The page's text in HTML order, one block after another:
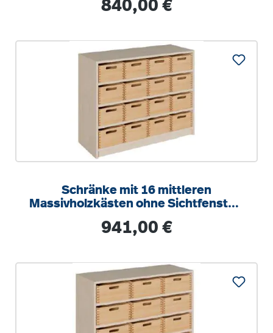
840,00 €
Schränke mit 16 mittleren
Massivholzkästen ohne Sichtfenster,
Regulärer Preis:
941,00 €